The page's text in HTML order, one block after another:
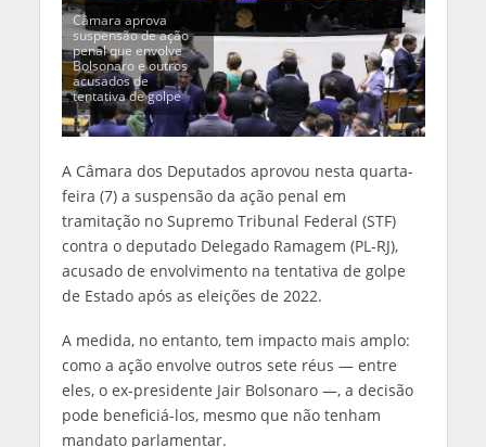
Câmara aprova
suspensão de ação
penal que envolve
Bolsonaro e outros
acusados de
tentativa de golpe
A Câmara dos Deputados aprovou nesta quarta-
feira (7) a suspensão da ação penal em
tramitação no Supremo Tribunal Federal (STF)
contra o deputado Delegado Ramagem (PL-RJ),
acusado de envolvimento na tentativa de golpe
de Estado após as eleições de 2022.
A medida, no entanto, tem impacto mais amplo:
como a ação envolve outros sete réus — entre
eles, o ex-presidente Jair Bolsonaro —, a decisão
pode beneficiá-los, mesmo que não tenham
mandato parlamentar.